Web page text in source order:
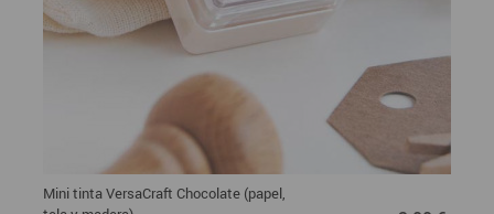
Mini tinta VersaCraft Chocolate (papel,